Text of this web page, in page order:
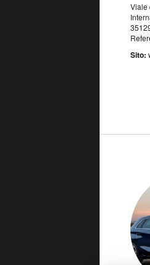
Viale
Sito: